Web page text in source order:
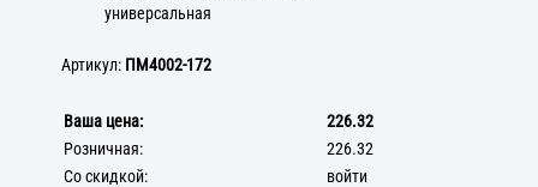
универсальная
Артикул: ПМ4002-172
Ваша цена:
226.32
Розничная:
226.32
Со скидкой:
войти